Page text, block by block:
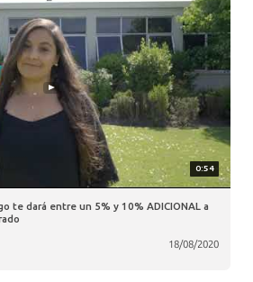
0:54
te dará entre un 5% y 10% ADICIONAL a
18/08/2020